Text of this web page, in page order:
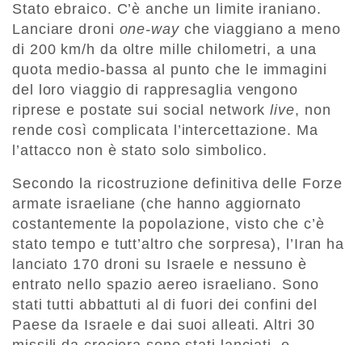
Stato ebraico. C’è anche un limite iraniano.
Lanciare droni one-wayche viaggiano a meno
di 200 km/h da oltre mille chilometri, a una
quota medio-bassa al punto che le immagini
del loro viaggio di rappresaglia vengono
riprese e postate sui social networklive, non
rende così complicata l’intercettazione. Ma
l’attacco non è stato solo simbolico.
Secondo la ricostruzione definitiva delle Forze
armate israeliane (che hanno aggiornato
costantemente la popolazione, visto che c’è
stato tempo e tutt’altro che sorpresa), l’Iran ha
lanciato 170 droni su Israele e nessuno è
entrato nello spazio aereo israeliano. Sono
stati tutti abbattuti al di fuori dei confini del
Paese da Israele e dai suoi alleati. Altri 30